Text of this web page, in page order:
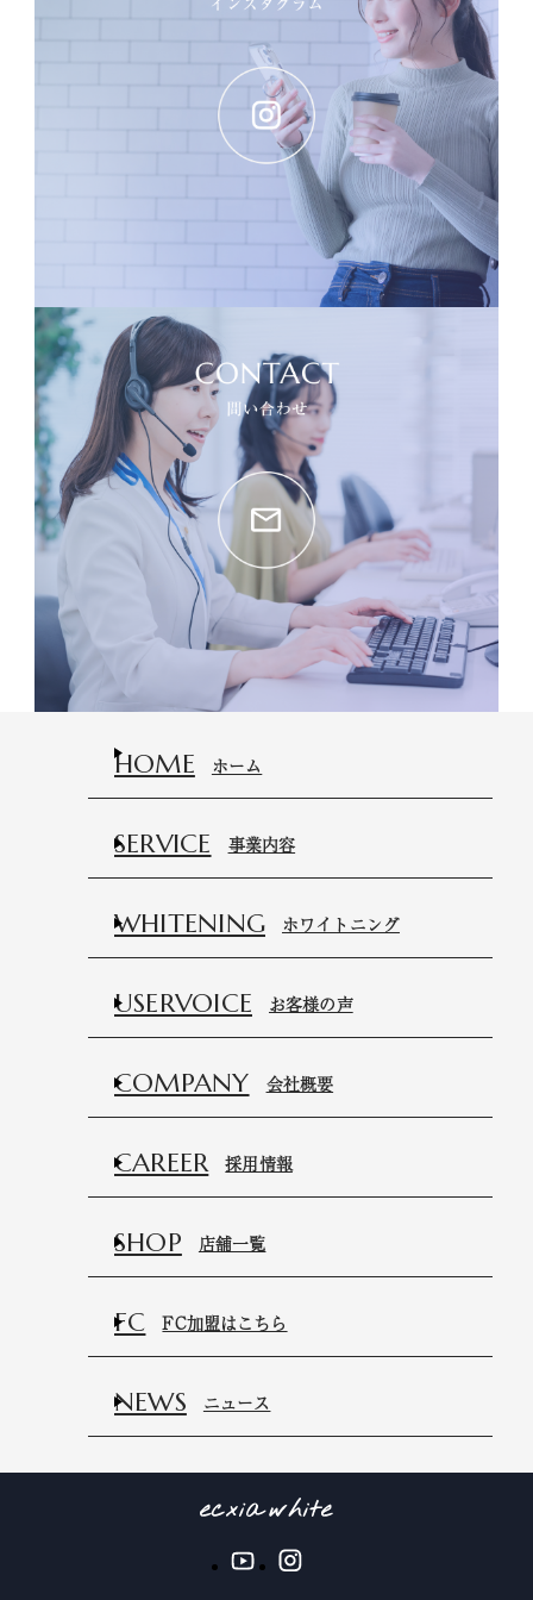
HOME ホーム
SERVICE 事業内容
WHITENING ホワイトニング
USERVOICE お客様の声
COMPANY 会社概要
CAREER 採用情報
SHOP 店舗一覧
FC FC加盟はこちら
NEWS ニュース